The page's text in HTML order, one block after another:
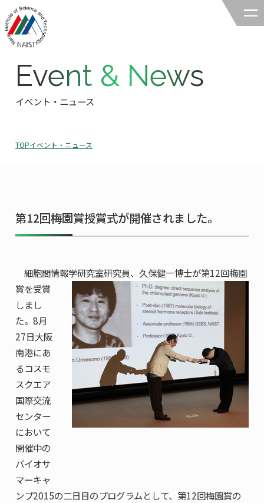
奈良先端科学技術大学院大学
領域の概要・特色
領域賞の紹介
研究室一覧
共用機器・設備紹介
研究成果
NAIST Edge BIO
教育TOP
セミナー情報
5年一貫コースの
国際化教育プログラム
国際バイオゼミナール
サマーキャンプ
海外ラボインターンシップ
国際学生ワークショップ
就職実績
卒業生の声
就職支援
入試情報TOP
受験
研究＆授業
イベント
生活
アクセス
お問い
合わせ
領域棟
マップ
学内限定 ENGLISH
受験生の方へ
在学生の方へ
教職員の方へ
地域・一般の方へ
企業・研究者の方へ
Event & News
イベント・ニュース
TOPイベント・ニュース
第12回梅園賞授賞式が開催されました。
細胞間情報学研究室研究員、久保健一博士が第12回梅園
賞を受賞
しまし
た。8月
27日大阪
南港にあ
るコスモ
スクエア
国際交流
センター
において
開催中の
バイオサ
マーキャ
ンプ2015の二日目のプログラムとして、第12回梅園賞の